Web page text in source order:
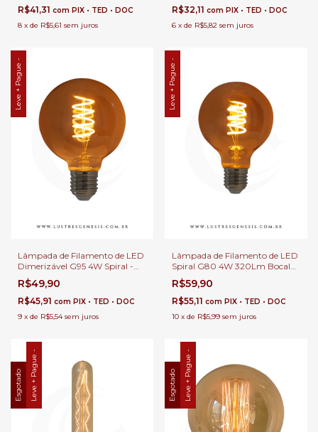
R$41,31 com PIX • TED • DOC
8 x de R$5,61 sem juros
R$32,11 com PIX • TED • DOC
6 x de R$5,82 sem juros
Leve + Pague -
Lâmpada de Filamento de LED
Dimerizável G95 4W Spiral -
LG95-S-4W-110V-D - LG95-S-
4W-220V-D
R$49,90
R$45,91 com PIX • TED • DOC
9 x de R$5,54 sem juros
Leve + Pague -
Lâmpada de Filamento de LED
Spiral G80 4W 320Lm Bocal
E27
R$59,90
R$55,11 com PIX • TED • DOC
10 x de R$5,99 sem juros
Esgotado Leve + Pague - Esgotado Leve + Pague -